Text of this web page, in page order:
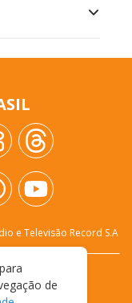
e Televisão Record S.A
de